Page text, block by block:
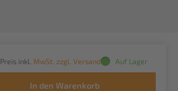
Preis inkl. MwSt. zzgl. Versand Auf Lager
In den Warenkorb